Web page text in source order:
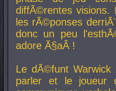
diffÃ©rentes visions.
les rÃ©ponses
donc un peu
adore Ã§aÂ !
Le dÃ©funt Warwick
parler et le joueur